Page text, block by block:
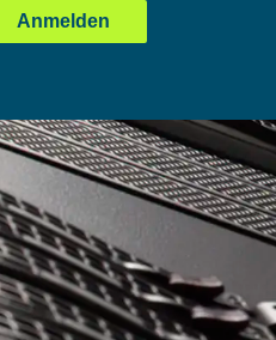
Anmelden